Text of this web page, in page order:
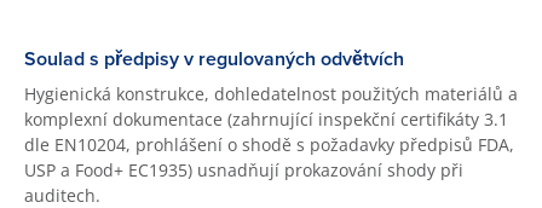
Soulad s předpisy v regulovaných odvětvích
Hygienická konstrukce, dohledatelnost použitých materiálů a
komplexní dokumentace (zahrnující inspekční certifikáty 3.1
dle EN10204, prohlášení o shodě s požadavky předpisů FDA,
USP a Food+ EC1935) usnadňují prokazování shody při
auditech.